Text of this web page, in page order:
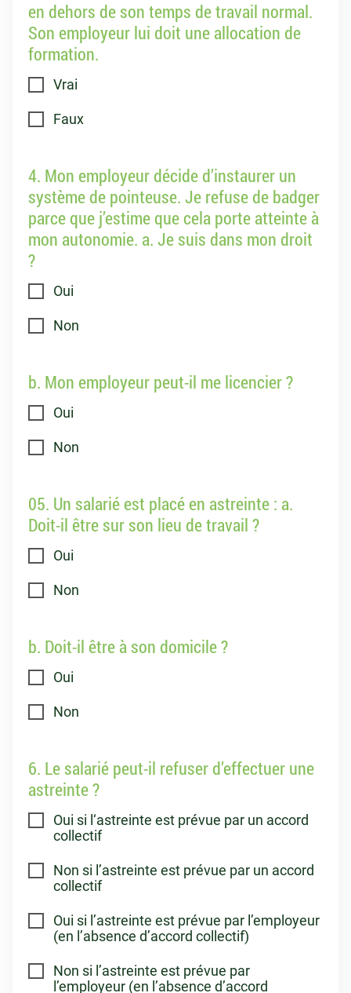
en dehors de son temps de travail normal.
Son employeur lui doit une allocation de
formation.
Vrai
Faux
4. Mon employeur décide d’instaurer un
système de pointeuse. Je refuse de badger
parce que j’estime que cela porte atteinte à
mon autonomie. a. Je suis dans mon droit
?
Oui
Non
b. Mon employeur peut-il me licencier ?
Oui
Non
05. Un salarié est placé en astreinte : a.
Doit-il être sur son lieu de travail ?
Oui
Non
b. Doit-il être à son domicile ?
Oui
Non
6. Le salarié peut-il refuser d’effectuer une
astreinte ?
Oui si l‘astreinte est prévue par un accord
collectif
Non si l’astreinte est prévue par un accord
collectif
Oui si l’astreinte est prévue par l’employeur
(en l’absence d’accord collectif)
Non si l’astreinte est prévue par
l’employeur (en l’absence d’accord